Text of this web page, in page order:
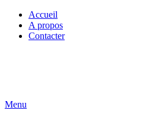
Accueil
A propos
Contacter
Menu